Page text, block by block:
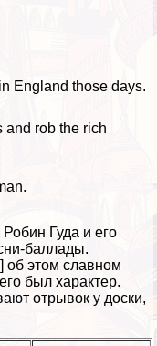
England those days.
and rob the rich
Гуда и его
баллады.
об этом славном
был хаpaктер.
отрывок у доски,